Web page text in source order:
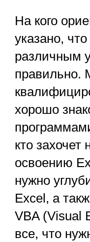
На кого
указано,
различным
правильно.
хорошо
кто захочет
освоению
нужно
Excel, а
VBA (Visual
все, что